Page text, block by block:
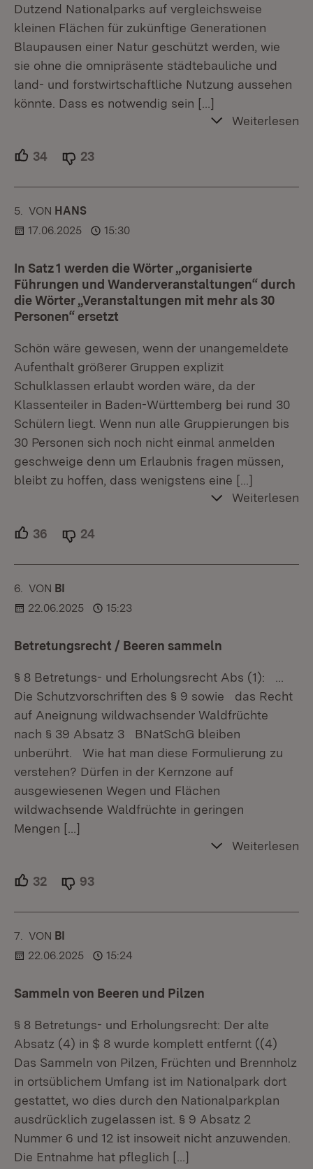
Dutzend Nationalparks auf vergleichsweise
kleinen Flächen für zukünftige Generationen
Blaupausen einer Natur geschützt werden, wie
sie ohne die omnipräsente städtebauliche und
land- und forstwirtschaftliche Nutzung aussehen
könnte. Dass es notwendig sein […]
Weiterlesen
34 Unterstützer.
23
5. KOMMENTAR
VON :HANS
17.06.2025
15:30
In Satz 1 werden die Wörter „organisierte
Führungen und Wanderveranstaltungen“ durch
die Wörter „Veranstaltungen mit mehr als 30
Personen“ ersetzt
Schön wäre gewesen, wenn der unangemeldete
Aufenthalt größerer Gruppen explizit
Schulklassen erlaubt worden wäre, da der
Klassenteiler in Baden-Württemberg bei rund 30
Schülern liegt. Wenn nun alle Gruppierungen bis
30 Personen sich noch nicht einmal anmelden
geschweige denn um Erlaubnis fragen müssen,
bleibt zu hoffen, dass wenigstens eine […]
Weiterlesen
36 Unterstützer.
24
6. KOMMENTAR
VON :BI
22.06.2025
15:23
Betretungsrecht / Beeren sammeln
§ 8 Betretungs- und Erholungsrecht Abs (1): …
Die Schutzvorschriften des § 9 sowie das Recht
auf Aneignung wildwachsender Waldfrüchte
nach § 39 Absatz 3 BNatSchG bleiben
unberührt. Wie hat man diese Formulierung zu
verstehen? Dürfen in der Kernzone auf
ausgewiesenen Wegen und Flächen
wildwachsende Waldfrüchte in geringen
Mengen […]
Weiterlesen
32 Unterstützer.
93
7. KOMMENTAR
VON :BI
22.06.2025
15:24
Sammeln von Beeren und Pilzen
§ 8 Betretungs- und Erholungsrecht: Der alte
Absatz (4) in $ 8 wurde komplett entfernt ((4)
Das Sammeln von Pilzen, Früchten und Brennholz
in ortsüblichem Umfang ist im Nationalpark dort
gestattet, wo dies durch den Nationalparkplan
ausdrücklich zugelassen ist. § 9 Absatz 2
Nummer 6 und 12 ist insoweit nicht anzuwenden.
Die Entnahme hat pfleglich […]